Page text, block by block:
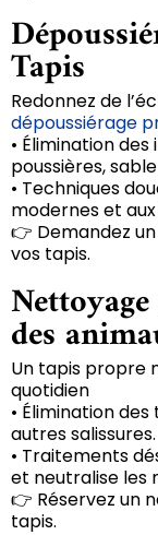
Tapis
Redonnez de
dépoussiérage
• Élimination
poussières,
• Techniques
modernes et
👉 Demandez
vos tapis.
des
Un tapis propre
quotidien
• Élimination
autres salissures.
• Traitements
et neutralise les
👉 Réservez un
tapis.